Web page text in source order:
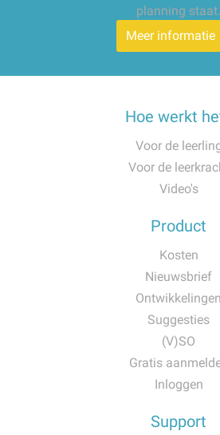
planning staat.
Meer informatie
Hoe werkt
Voor de
Voor de
Video's
Product
Kosten
Nieuwsbrief
Ontwikkelingen
Suggesties
(V)SO
Gratis
Inloggen
Support